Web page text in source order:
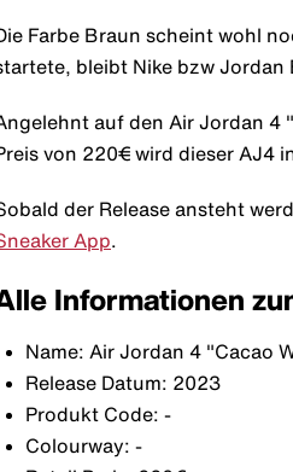
Farbe Braun scheint wohl
bleibt Nike bzw Jordan
auf den Air Jordan 4
von 220€ wird dieser AJ4
der Release ansteht
App
Informationen
Name: Air Jordan 4 "Cacao
Release Datum: 2023
Produkt Code: -
Colourway: -